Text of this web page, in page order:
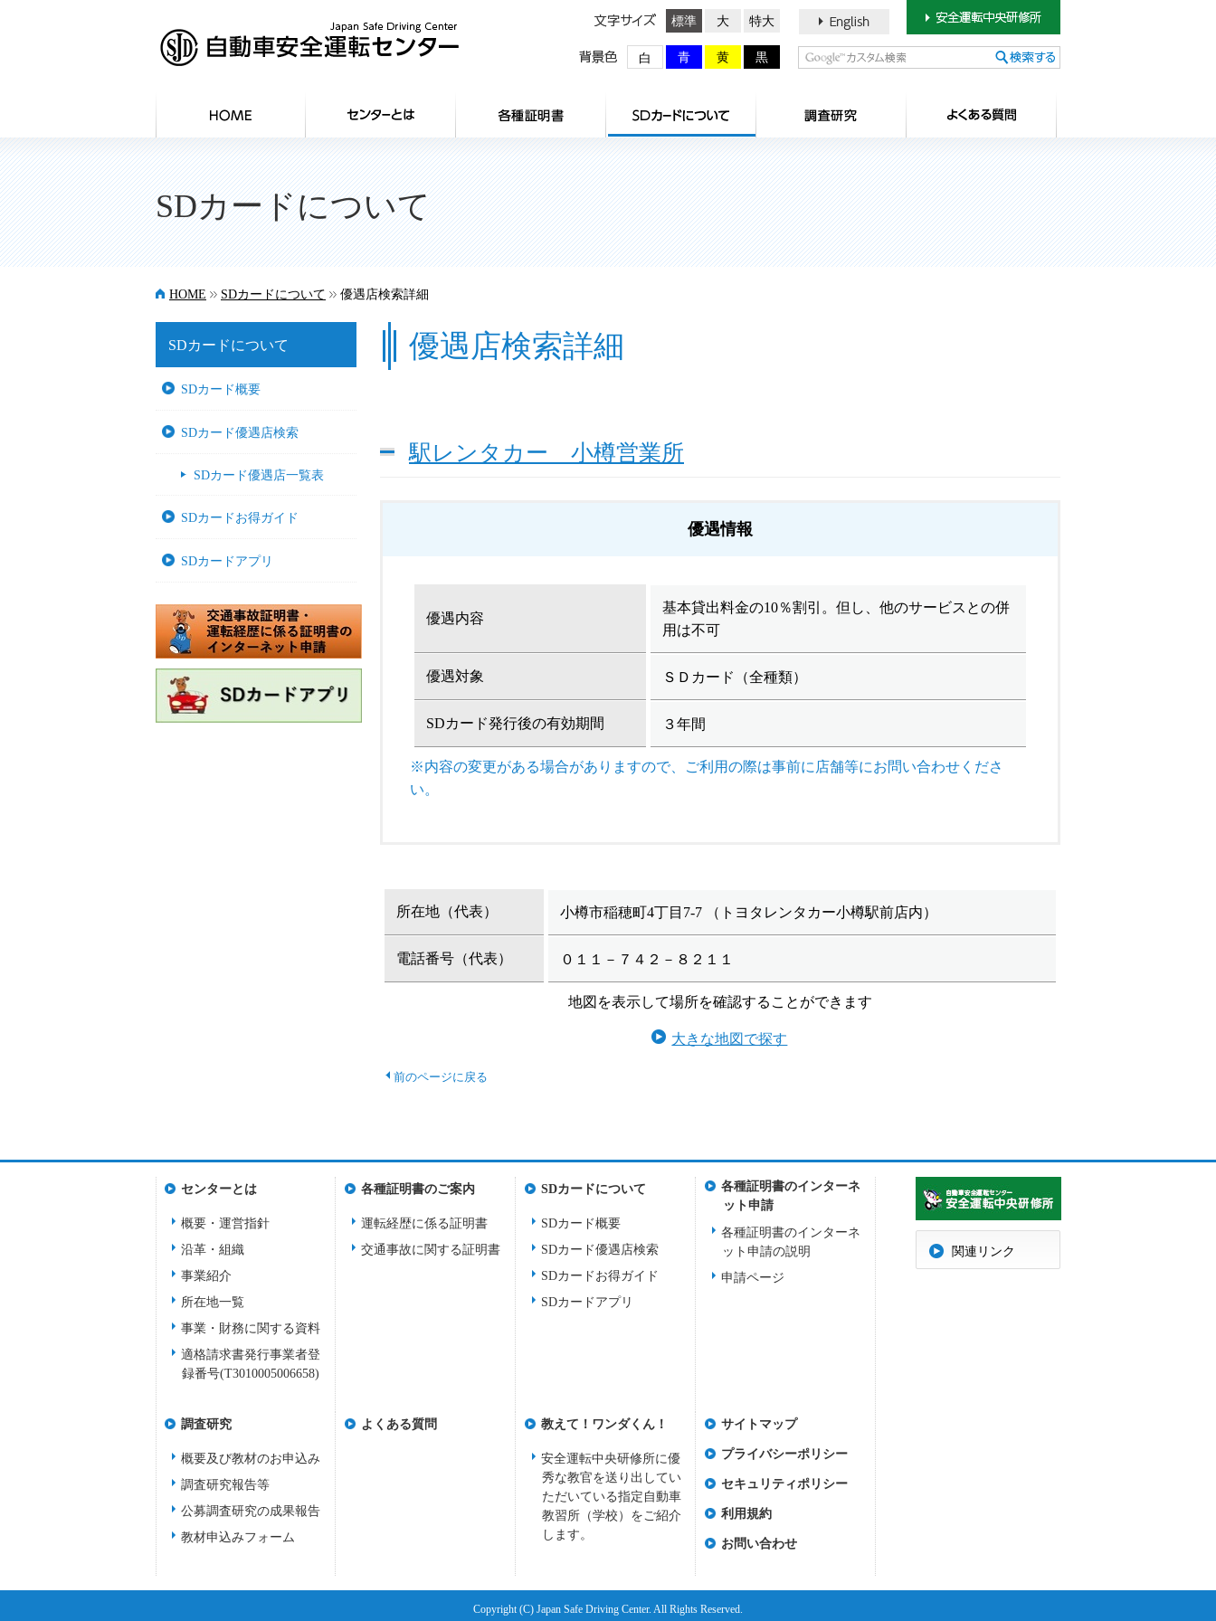
文字サイズ
標準 大 特大
背景色
白 青 黄 黒
SDカードについて
HOME >> SDカードについて >> 優遇店検索詳細
優遇店検索詳細
駅レンタカー 小樽営業所
優遇情報
優遇内容
基本貸出料金の10％割引。但し、他のサービスとの併
用は不可
優遇対象 ＳＤカード（全種類）
SDカード発行後の有効期間 ３年間
※内容の変更がある場合がありますので、ご利用の際は事前に店舗等にお問い合わせくださ
い。
所在地（代表） 小樽市稲穂町4丁目7-7 （トヨタレンタカー小樽駅前店内）
電話番号（代表） ０１１－７４２－８２１１
地図を表示して場所を確認することができます
大きな地図で探す
SDカードについて
SDカード概要
SDカード優遇店検索
SDカード優遇店一覧表
SDカードお得ガイド
SDカードアプリ
センターとは
概要・運営指針
沿革・組織
事業紹介
所在地一覧
事業・財務に関する資料
適格請求書発行事業者登
録番号(T3010005006658)
各種証明書のご案内
運転経歴に係る証明書
交通事故に関する証明書
SDカードについて
SDカード概要
SDカード優遇店検索
SDカードお得ガイド
SDカードアプリ
各種証明書のインターネ
ット申請
各種証明書のインターネ
ット申請の説明
申請ページ
調査研究
概要及び教材のお申込み
調査研究報告等
公募調査研究の成果報告
教材申込みフォーム
よくある質問 教えて！ワンダくん！
安全運転中央研修所に優
秀な教官を送り出してい
ただいている指定自動車
教習所（学校）をご紹介
します。
サイトマップ
プライバシーポリシー
セキュリティポリシー
利用規約
お問い合わせ
関連リンク
Copyright (C) Japan Safe Driving Center. All Rights Reserved.